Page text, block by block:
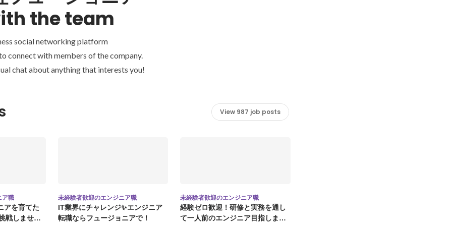
the team
social networking platform
connect with members of the company.
chat about anything that interests you!
View 987 job posts
ア職
アを育てた
戦しません
未経験者歓迎のエンジニア職
IT業界にチャレンジ✨エンジニア
転職ならフュージョニアで！
未経験者歓迎のエンジニア職
経験ゼロ歓迎！研修と実務を通し
て一人前のエンジニア目指しませ